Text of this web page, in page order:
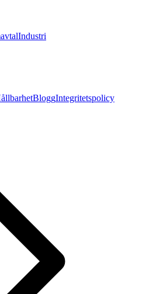
Industri
BloggIntegritetspolicy